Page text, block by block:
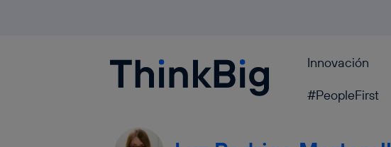
Blogthinkbig.com Innovación
#PeopleFirst